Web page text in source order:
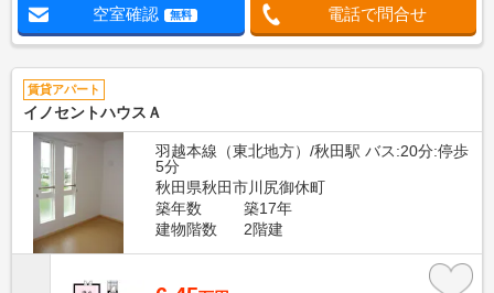
空室確認 無料 電話で問合せ
賃貸アパート
イノセントハウスＡ
羽越本線（東北地方）/秋田駅 バス:20分:停歩
5分
秋田県秋田市川尻御休町
築年数
築17年
建物階数
2階建